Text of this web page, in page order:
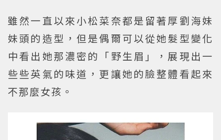
雖然一直以來小松菜奈都是留著厚劉海妹
妹頭的造型，但是偶爾可以從她髮型變化
中看出她那濃密的「野生眉」，展現出一
些些英氣的味道，更讓她的臉整體看起來
不那麼女孩。